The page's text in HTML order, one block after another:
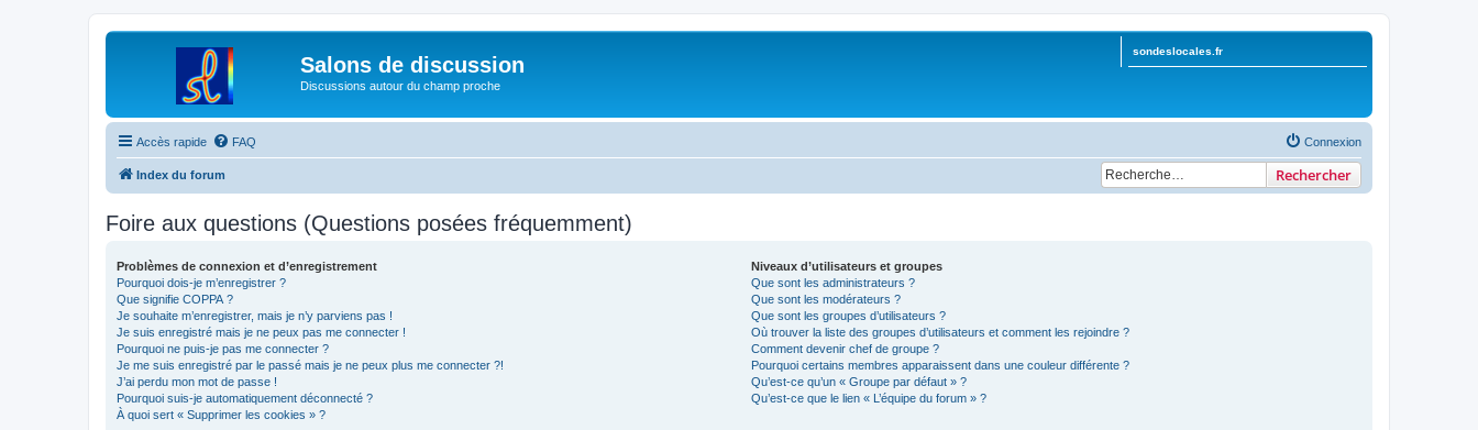
Salons de discussion
Discussions autour du champ proche
sondeslocales.fr
Accès rapide FAQ Connexion
Index du forum Rechercher
Foire aux questions (Questions posées fréquemment)
Problèmes de connexion et d’enregistrement
Pourquoi dois-je m’enregistrer ?
Que signifie COPPA ?
Je souhaite m’enregistrer, mais je n’y parviens pas !
Je suis enregistré mais je ne peux pas me connecter !
Pourquoi ne puis-je pas me connecter ?
Je me suis enregistré par le passé mais je ne peux plus me connecter ?!
J’ai perdu mon mot de passe !
Pourquoi suis-je automatiquement déconnecté ?
À quoi sert « Supprimer les cookies » ?
Niveaux d’utilisateurs et groupes
Que sont les administrateurs ?
Que sont les modérateurs ?
Que sont les groupes d’utilisateurs ?
Où trouver la liste des groupes d’utilisateurs et comment les rejoindre ?
Comment devenir chef de groupe ?
Pourquoi certains membres apparaissent dans une couleur différente ?
Qu’est-ce qu’un « Groupe par défaut » ?
Qu’est-ce que le lien « L’équipe du forum » ?